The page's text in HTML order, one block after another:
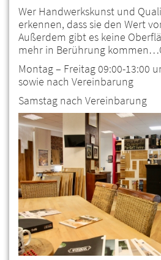
Wer Handwerkskunst und
erkennen, dass sie den Wert
Außerdem gibt es keine
mehr in Berührung
Montag – Freitag 09:00-13:00
sowie nach Vereinbarung
Samstag nach Vereinbarung